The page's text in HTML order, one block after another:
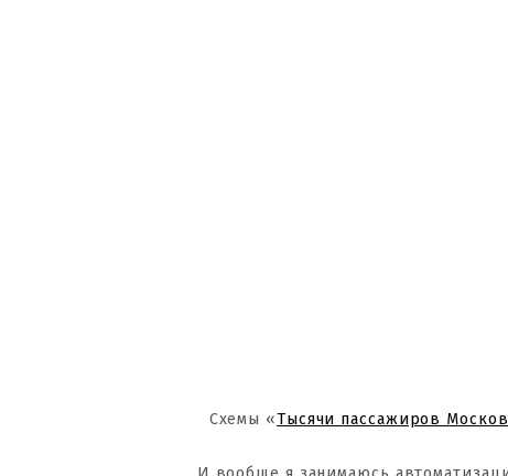
Схемы «Тысячи пассажиров